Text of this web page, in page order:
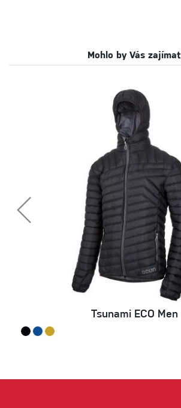
Mohlo by Vás zajímat
Tsunami ECO Men